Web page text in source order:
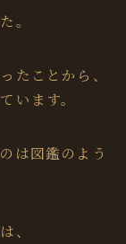
。
たことから、
います。
は図鑑のよう
、